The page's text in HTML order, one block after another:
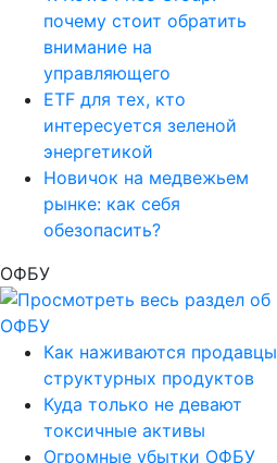
почему стоит обратить
внимание на
управляющего
ETF для тех, кто
интересуется зеленой
энергетикой
Новичок на медвежьем
рынке: как себя
обезопасить?
ОФБУ
Как наживаются продавцы
структурных продуктов
Куда только не девают
токсичные активы
Огромные убытки ОФБУ